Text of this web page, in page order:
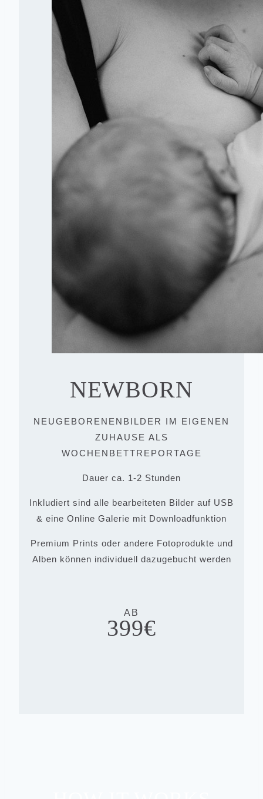
NEWBORN
NEUGEBORENENBILDER IM EIGENEN
ZUHAUSE ALS
WOCHENBETTREPORTAGE
Dauer ca. 1-2 Stunden
Inkludiert sind alle bearbeiteten Bilder auf USB
& eine Online Galerie mit Downloadfunktion
Premium Prints oder andere Fotoprodukte und
Alben können individuell dazugebucht werden
AB
399€